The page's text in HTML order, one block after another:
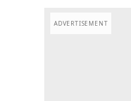
ADVERTISEMENT